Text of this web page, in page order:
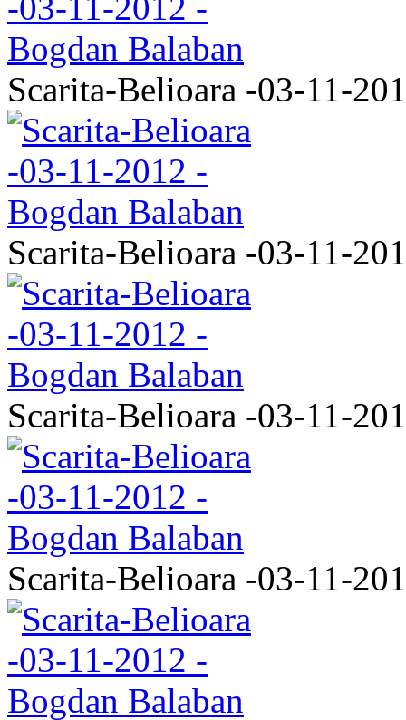
Scarita-Belioara -03-11-
Scarita-Belioara -03-11-
Scarita-Belioara -03-11-
Scarita-Belioara -03-11-